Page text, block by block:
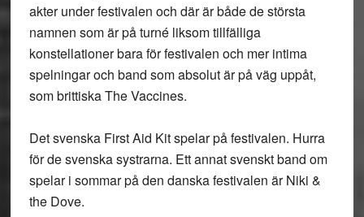
akter under festivalen och där är både de största
namnen som är på turné liksom tillfälliga
konstellationer bara för festivalen och mer intima
spelningar och band som absolut är på väg uppåt,
som brittiska The Vaccines.
Det svenska First Aid Kit spelar på festivalen. Hurra
för de svenska systrarna. Ett annat svenskt band om
spelar i sommar på den danska festivalen är Niki &
the Dove.